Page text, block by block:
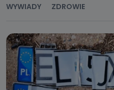
WYWIADY
ZDROWIE